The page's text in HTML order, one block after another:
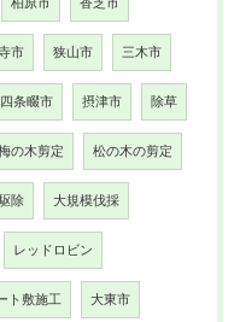
市 狭山市 三木市
四条畷市 摂津市 除草
の木剪定 松の木の剪定
除 大規模伐採
レッドロビン
ト敷施工 大東市